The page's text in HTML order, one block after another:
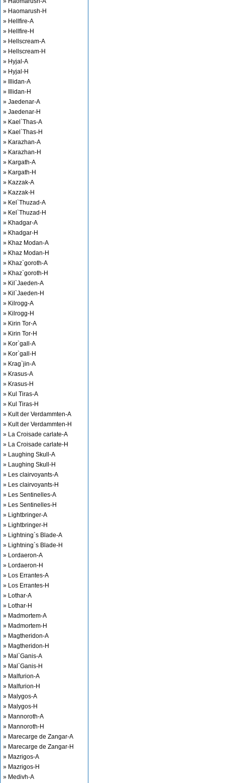
» Haomarush-H
» Hellfire-A
» Hellfire-H
» Hellscream-A
» Hellscream-H
» Hyjal-A
» Hyjal-H
» Illidan-A
» Illidan-H
» Jaedenar-A
» Jaedenar-H
» Kael`Thas-A
» Kael`Thas-H
» Karazhan-A
» Karazhan-H
» Kargath-A
» Kargath-H
» Kazzak-A
» Kazzak-H
» Kel`Thuzad-A
» Kel`Thuzad-H
» Khadgar-A
» Khadgar-H
» Khaz Modan-A
» Khaz Modan-H
» Khaz`goroth-A
» Khaz`goroth-H
» Kil`Jaeden-A
» Kil`Jaeden-H
» Kilrogg-A
» Kilrogg-H
» Kirin Tor-A
» Kirin Tor-H
» Kor`gall-A
» Kor`gall-H
» Krag`jin-A
» Krasus-A
» Krasus-H
» Kul Tiras-A
» Kul Tiras-H
» Kult der Verdammten-A
» Kult der Verdammten-H
» La Croisade carlate-A
» La Croisade carlate-H
» Laughing Skull-A
» Laughing Skull-H
» Les clairvoyants-A
» Les clairvoyants-H
» Les Sentinelles-A
» Les Sentinelles-H
» Lightbringer-A
» Lightbringer-H
» Lightning`s Blade-A
» Lightning`s Blade-H
» Lordaeron-A
» Lordaeron-H
» Los Errantes-A
» Los Errantes-H
» Lothar-A
» Lothar-H
» Madmortem-A
» Madmortem-H
» Magtheridon-A
» Magtheridon-H
» Mal`Ganis-A
» Mal`Ganis-H
» Malfurion-A
» Malfurion-H
» Malygos-A
» Malygos-H
» Mannoroth-A
» Mannoroth-H
» Marecarge de Zangar-A
» Marecarge de Zangar-H
» Mazrigos-A
» Mazrigos-H
» Medivh-A